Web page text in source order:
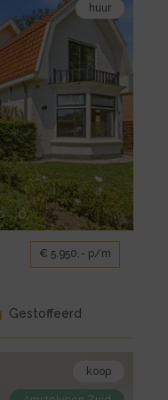
huur
€ 5.950,- p/m
Gestoffeerd
koop